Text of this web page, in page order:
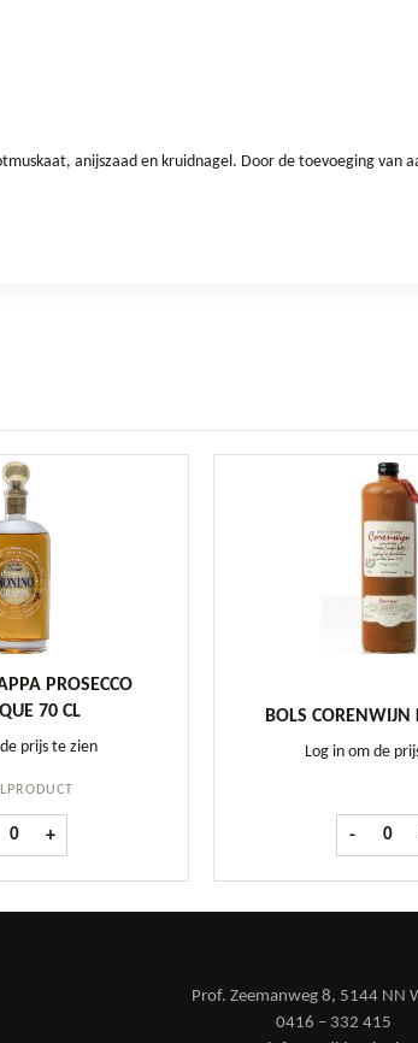
anijszaad en kruidnagel. Door de toevoeging van
PROSECCO
70 CL
prijs te zien
Nonino Grappa Prosecco Barrique 70 cl aantal
+
BOLS CORENWIJN
Log in om de
- Bols
Prof. Zeemanweg 8, 5144 NN
0416 – 332 415